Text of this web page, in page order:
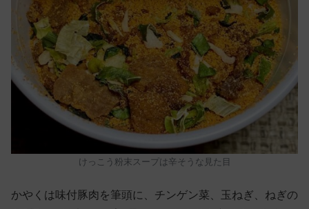
けっこう粉末スープは辛そうな見た目
かやくは味付豚肉を筆頭に、チンゲン菜、玉ねぎ、ねぎの